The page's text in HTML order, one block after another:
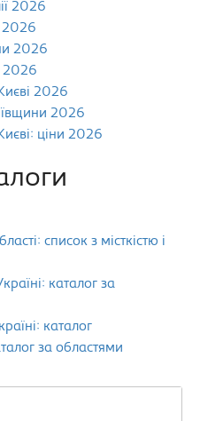
2026
2026
2026
2026
2026
2026
ціни 2026
список з місткістю і
каталог за
каталог
за областями